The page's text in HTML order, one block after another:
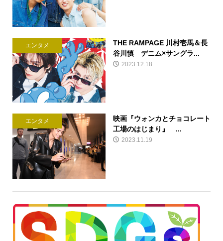
エンタメ
THE RAMPAGE 川村壱馬＆長
谷川慎 デニム×サングラ...
2023.12.18
エンタメ
映画『ウォンカとチョコレート
工場のはじまり』 ...
2023.11.19